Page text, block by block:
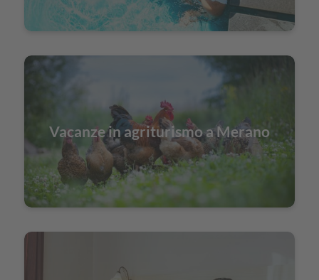
Vacanze in agriturismo a Merano